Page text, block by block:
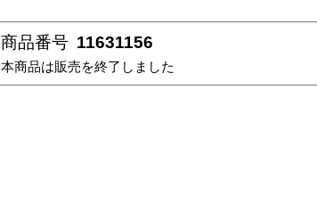
商品番号 11631156
本商品は販売を終了しました